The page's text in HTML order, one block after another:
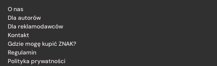
O nas
Dla autorów
Dla reklamodawców
Kontakt
Gdzie mogę kupić ZNAK?
Regulamin
Polityka prywatności